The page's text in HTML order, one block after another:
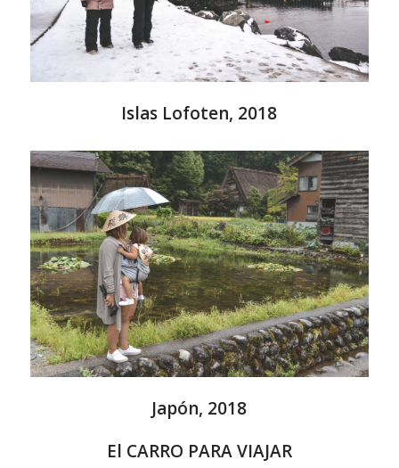
Islas Lofoten, 2018
Japón, 2018
El CARRO PARA VIAJAR